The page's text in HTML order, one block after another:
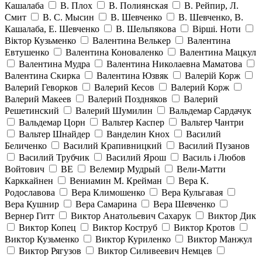
Кашалаба
В. Плох В. Полиянская
В. Рейпир, Л.
Смит
В. С. Мысин В. Шевченко
В. Шевченко, В.
Кашалаба, Е. Шевченко
В. Шельпякова
Вiршi. Ноти
Віктор Кузьменко
Валентина Велькер
Валентина
Евтушенко
Валентина Коноваленко
Валентина Мацкул
Валентина Мудра
Валентина Николаевна Маматова
Валентина Скирка
Валентина Юзвяк
Валерій Корж
Валерий Геворков
Валерий Кесов
Валерий Корж
Валерий Макеев
Валерий Поздняков
Валерий
Решетинский
Валерий Шумилин
Вальдемар Сардачук
Вальдемар Цорн
Вальтер Каспер
Вальтер Чантри
Вальтер Шнайдер
Ванделин Кнох
Василий
Беличенко
Василий Крапивницкий
Василий Пузанов
Василий Трубчик
Василий Ярош
Василь і Любов
Войтович
ВЕ Велемир Мудрый
Вели-Матти
Карккайнен
Вениамин М. Крейман
Вера К.
Родославова
Вера Климошенко
Вера Кульгавая
Вера Кушнир
Вера Самарина
Вера Шевченко
Вернер Гитт
Виктор Анатольевич Сахарук
Виктор Дик
Виктор Копец
Виктор Коструб
Виктор Кротов
Виктор Кузьменко
Виктор Куриленко
Виктор Манжул
Виктор Рягузов
Виктор Силивеевич Немцев